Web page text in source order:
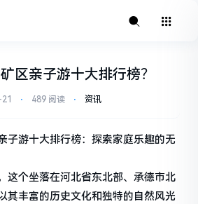
区亲子游十大排行榜？
⋅ 489 阅读 ⋅ 资讯
子游十大排行榜：探索家庭乐趣的无
这个坐落在河北省东北部、承德市北
其丰富的历史文化和独特的自然风光